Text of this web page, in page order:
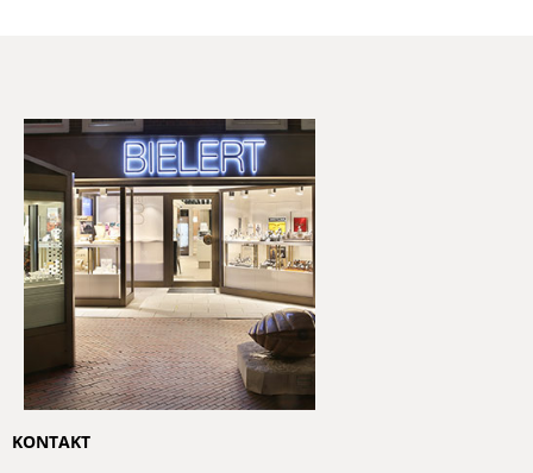
KONTAKT